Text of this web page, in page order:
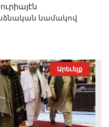
նամակով
Արեւելք